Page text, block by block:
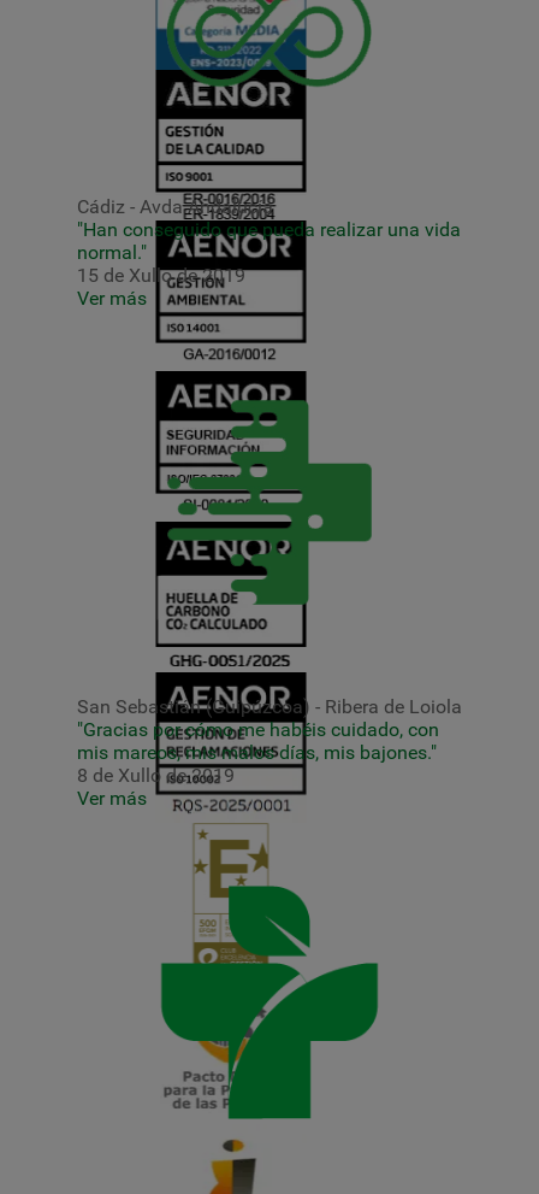
Cádiz - Avda Andalucía
"Han conseguido que pueda realizar una vida
normal."
15 de Xullo de 2019
Ver más
San Sebastián (Guipúzcoa) - Ribera de Loiola
"Gracias por cómo me habéis cuidado, con
mis mareos, mis malos días, mis bajones."
8 de Xullo de 2019
Ver más